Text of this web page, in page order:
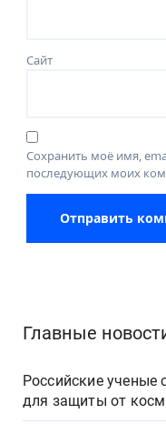
Сайт
Сохранить моё имя,
последующих моих
Главные
Российские
для защиты от